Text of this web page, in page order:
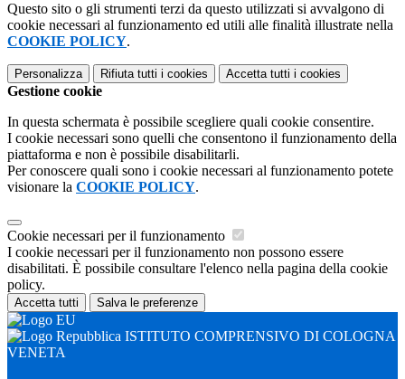
Questo sito o gli strumenti terzi da questo utilizzati si avvalgono di
cookie necessari al funzionamento ed utili alle finalità illustrate nella
COOKIE POLICY.
Personalizza Rifiuta tutti i cookies Accetta tutti i cookies
Gestione cookie
In questa schermata è possibile scegliere quali cookie consentire.
I cookie necessari sono quelli che consentono il funzionamento della
piattaforma e non è possibile disabilitarli.
Per conoscere quali sono i cookie necessari al funzionamento potete
visionare la COOKIE POLICY.
Cookie necessari per il funzionamento
I cookie necessari per il funzionamento non possono essere
disabilitati. È possibile consultare l'elenco nella pagina della cookie
policy.
Accetta tutti Salva le preferenze
ISTITUTO COMPRENSIVO DI COLOGNA
VENETA